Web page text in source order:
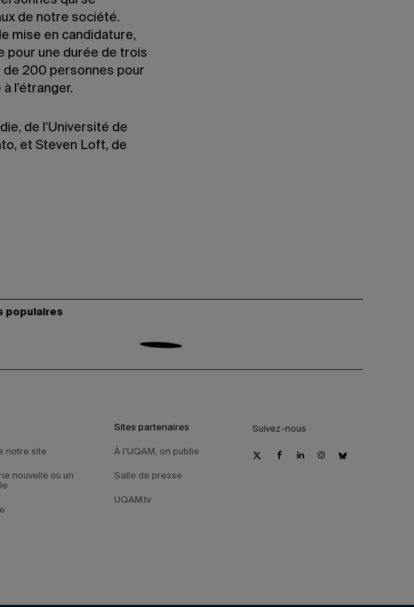
de notre société.
mise en candidature,
pour une durée de trois
de 200 personnes pour
l’étranger.
de l’Université de
et Steven Loft, de
populaires
notre site
nouvelle ou un
Sites partenaires
À l’UQAM, on publie
Salle de presse
UQAM.tv
Suivez-nous